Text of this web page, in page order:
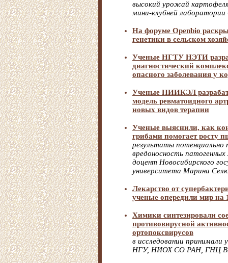
высокий урожай
мини-клубней
На форуме Openbio
генетики в сельском
Ученые НГТУ НЭТИ
диагностический
опасного заболевания у
Ученые НИИКЭЛ
модель ревматоидного
новых видов терапии
Ученые выяснили, как
грибами помогает росту
результаты потенциально
вредоносность
доцент Новосибирского
университета Марина
Лекарство от
ученые опередили мир на
Химики синтезировали
противовирусной
ортопоксвирусов
в исследовании принимали
НГУ, НИОХ СО РАН, ГНЦ